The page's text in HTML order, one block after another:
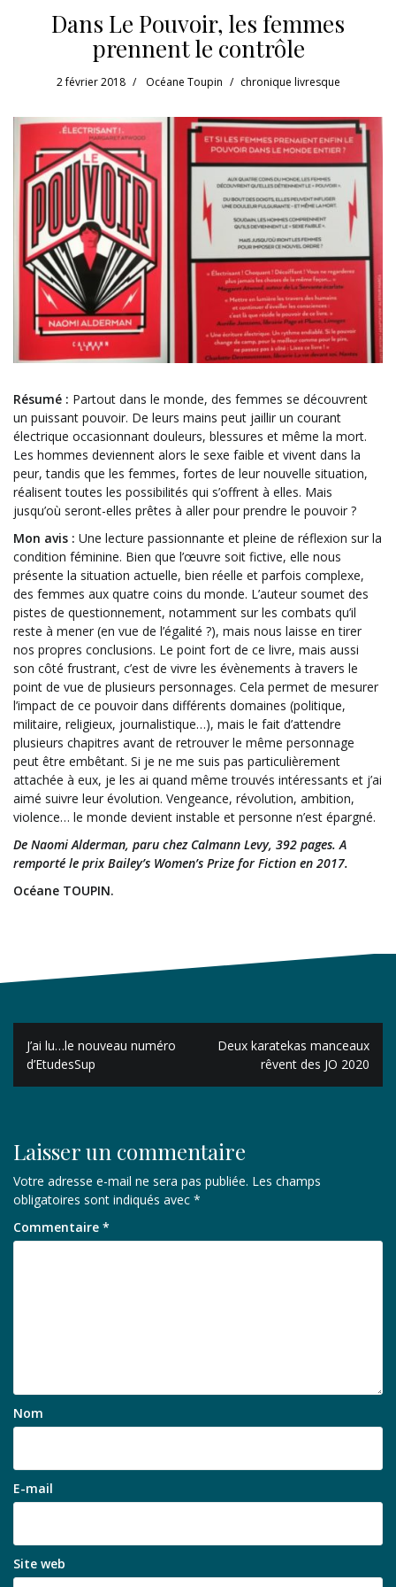
Dans Le Pouvoir, les femmes
prennent le contrôle
2 février 2018 Océane Toupin chronique livresque
Résumé : Partout dans le monde, des femmes se découvrent
un puissant pouvoir. De leurs mains peut jaillir un courant
électrique occasionnant douleurs, blessures et même la mort.
Les hommes deviennent alors le sexe faible et vivent dans la
peur, tandis que les femmes, fortes de leur nouvelle situation,
réalisent toutes les possibilités qui s’offrent à elles. Mais
jusqu’où seront-elles prêtes à aller pour prendre le pouvoir ?
Mon avis : Une lecture passionnante et pleine de réflexion sur la
condition féminine. Bien que l’œuvre soit fictive, elle nous
présente la situation actuelle, bien réelle et parfois complexe,
des femmes aux quatre coins du monde. L’auteur soumet des
pistes de questionnement, notamment sur les combats qu’il
reste à mener (en vue de l’égalité ?), mais nous laisse en tirer
nos propres conclusions. Le point fort de ce livre, mais aussi
son côté frustrant, c’est de vivre les évènements à travers le
point de vue de plusieurs personnages. Cela permet de mesurer
l’impact de ce pouvoir dans différents domaines (politique,
militaire, religieux, journalistique…), mais le fait d’attendre
plusieurs chapitres avant de retrouver le même personnage
peut être embêtant. Si je ne me suis pas particulièrement
attachée à eux, je les ai quand même trouvés intéressants et j’ai
aimé suivre leur évolution. Vengeance, révolution, ambition,
violence… le monde devient instable et personne n’est épargné.
De Naomi Alderman, paru chez Calmann Levy, 392 pages. A
remporté le prix Bailey’s Women’s Prize for Fiction en 2017.
Océane TOUPIN.
Navigation
de
l’article
J’ai lu…le nouveau numéro
d’EtudesSup
Deux karatekas manceaux
rêvent des JO 2020
Laisser un commentaire
Votre adresse e-mail ne sera pas publiée. Les champs
obligatoires sont indiqués avec *
Commentaire *
Nom
E-mail
Site web